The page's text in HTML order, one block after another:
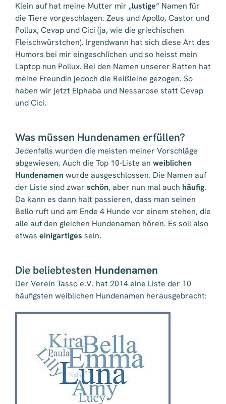
Klein auf hat meine Mutter mir „lustige“ Namen für
die Tiere vorgeschlagen. Zeus und Apollo, Castor und
Pollux, Cevap und Cici (ja, wie die griechischen
Fleischwürstchen). Irgendwann hat sich diese Art des
Humors bei mir eingeschlichen und so heisst mein
Laptop nun Pollux. Bei den Namen unserer Ratten hat
meine Freundin jedoch die Reißleine gezogen. So
haben wir jetzt Elphaba und Nessarose statt Cevap
und Cici.
Was müssen Hundenamen erfüllen?
Jedenfalls wurden die meisten meiner Vorschläge
abgewiesen. Auch die Top 10-Liste an weiblichen
Hundenamenwurde ausgeschlossen. Die Namen auf
der Liste sind zwar schön, aber nun mal auch häufig.
Da kann es dann halt passieren, dass man seinen
Bello ruft und am Ende 4 Hunde vor einem stehen, die
alle auf den gleichen Hundenamen hören. Es soll also
etwas einigartiges sein.
Die beliebtesten Hundenamen
Der Verein Tasso e.V. hat 2014 eine Liste der 10
häufigsten weiblichen Hundenamen herausgebracht: